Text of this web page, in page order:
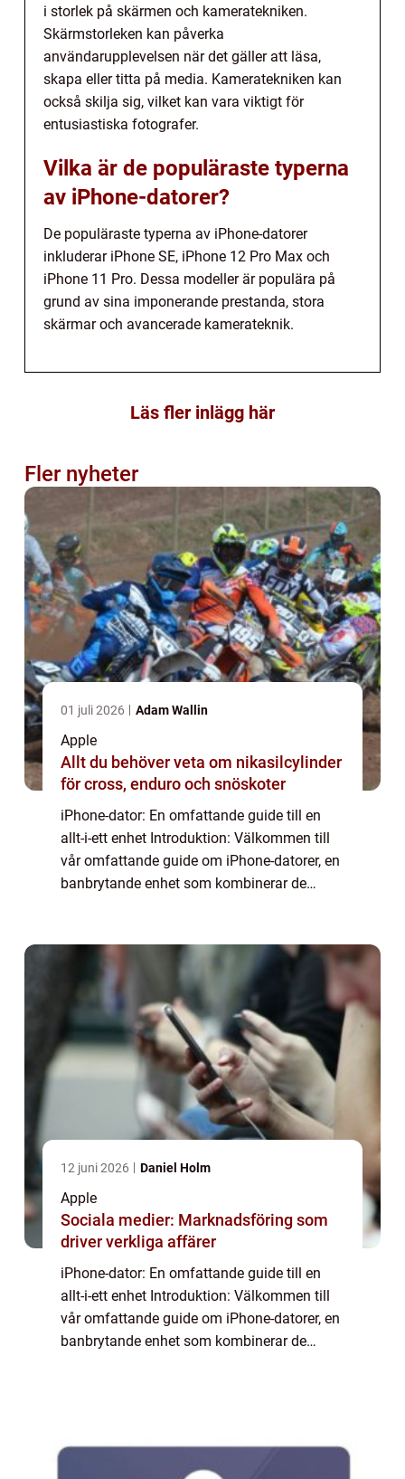
i storlek på skärmen och kameratekniken.
Skärmstorleken kan påverka
användarupplevelsen när det gäller att läsa,
skapa eller titta på media. Kameratekniken kan
också skilja sig, vilket kan vara viktigt för
entusiastiska fotografer.
Vilka är de populäraste typerna
av iPhone-datorer?
De populäraste typerna av iPhone-datorer
inkluderar iPhone SE, iPhone 12 Pro Max och
iPhone 11 Pro. Dessa modeller är populära på
grund av sina imponerande prestanda, stora
skärmar och avancerade kamerateknik.
Läs fler inlägg här
Fler nyheter
01 juli 2026 Adam Wallin
Apple
Allt du behöver veta om nikasilcylinder
för cross, enduro och snöskoter
iPhone-dator: En omfattande guide till en
allt-i-ett enhet Introduktion: Välkommen till
vår omfattande guide om iPhone-datorer, en
banbrytande enhet som kombinerar de
12 juni 2026 Daniel Holm
Apple
Sociala medier: Marknadsföring som
driver verkliga affärer
iPhone-dator: En omfattande guide till en
allt-i-ett enhet Introduktion: Välkommen till
vår omfattande guide om iPhone-datorer, en
banbrytande enhet som kombinerar de